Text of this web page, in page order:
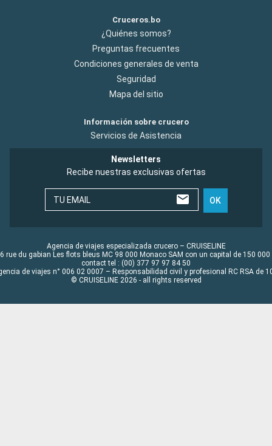
Cruceros.bo
¿Quiénes somos?
Preguntas frecuentes
Condiciones generales de venta
Seguridad
Mapa del sitio
Información sobre crucero
Servicios de Asistencia
Newsletters
Recibe nuestras exclusivas ofertas
TU EMAIL OK
Agencia de viajes especializada crucero – CRUISELINE
rue du gabian Les flots bleus MC 98 000 Monaco SAM con un capital de 150 000
contact tel : (00) 377 97 97 84 50
de viajes n° 006 02 0007 – Responsabilidad civil y profesional RC RSA de
© CRUISELINE 2026 - all rights reserved